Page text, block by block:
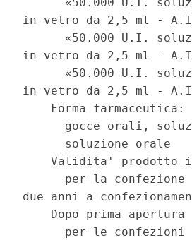
in vetro da 2,5 ml -
«50.000 U.I.
in vetro da 2,5 ml -
«50.000 U.I.
in vetro da 2,5 ml -
    Forma farmaceutica:
gocce orali,
      soluzione orale
Validita' prodotto
per la confezione
due anni a
Dopo prima
per le confezioni